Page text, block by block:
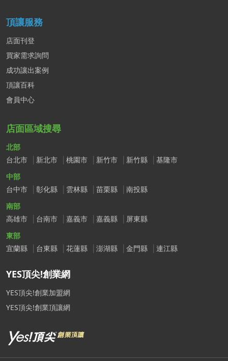
頂讓服務
店面刊登
買家需求詢問
成功讓出案例
頂讓百科
會員中心
店面區域搜尋
北部
台北市
新北市 桃園市 新竹市 新竹縣
基隆市
中部
台中市
彰化縣 雲林縣 苗栗縣
南投縣
南部
高雄市
台南市 嘉義市 嘉義縣
屏東縣
東部
宜蘭縣
台東縣 花蓮縣 澎湖縣 金門縣 連江縣
YES頂尖!創業網
YES頂尖!創業加盟網
YES頂尖!創業頂讓網